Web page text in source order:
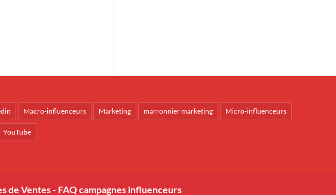
Macro-influenceurs Marketing marronnier marketing Micro-influenceurs
YouTube
de Ventes- FAQ campagnes influenceurs